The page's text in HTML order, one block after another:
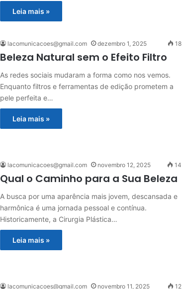
Leia mais »
lacomunicacoes@gmail.com dezembro 1, 2025 18
Beleza Natural sem o Efeito Filtro
As redes sociais mudaram a forma como nos vemos.
Enquanto filtros e ferramentas de edição prometem a
pele perfeita e…
Leia mais »
lacomunicacoes@gmail.com novembro 12, 2025 14
Qual o Caminho para a Sua Beleza
A busca por uma aparência mais jovem, descansada e
harmônica é uma jornada pessoal e contínua.
Historicamente, a Cirurgia Plástica…
Leia mais »
lacomunicacoes@gmail.com novembro 11, 2025 12